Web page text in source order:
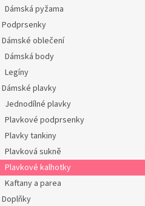
Dámská pyžama
Podprsenky
Dámské oblečení
Dámská body
Legíny
Dámské plavky
Jednodílné plavky
Plavkové podprsenky
Plavky tankiny
Plavková sukně
Plavkové kalhotky
Kaftany a parea
Doplňky